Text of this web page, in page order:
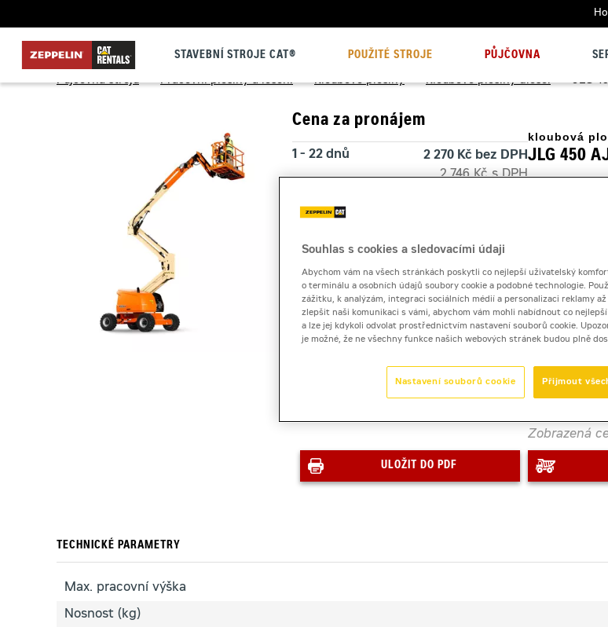
STAVEBNÍ STROJE CAT® POUŽITÉ STROJE PŮJČOVNA
Půjčovna strojů > Pracovní plošiny a lešení > Kloubové plošiny > Kloubové plošiny diesel > JLG
Cena za pronájem
1 - 22 dnů
2 270 Kč bez DPH
2 746 Kč s DPH
Kauce 30 000 Kč
ULOŽIT DO PDF
kloubová
JLG 450
Kloubová
Pronájem od
Počet dní
Zobrazená
TECHNICKÉ PARAMETRY
Max. pracovní výška
Nosnost (kg)
Souhlas s cookies a sledovacími údaji
Abychom vám na všech stránkách poskytli co nejlepší uživatelský
o terminálu a osobních údajů soubory cookie a podobné technologie.
zážitku, k analýzám, integraci sociálních médií a personalizaci reklamy
zlepšit naši komunikaci s vámi, abychom vám mohli nabídnout co
a lze jej kdykoli odvolat prostřednictvím nastavení souborů cookie.
je možné, že ne všechny funkce našich webových stránek budou plně
Přijmout
Nastavení souborů cookie